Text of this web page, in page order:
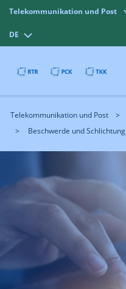
Telekommunikation und Post
DE
Telekommunikation und Post
Beschwerde und Schlichtung